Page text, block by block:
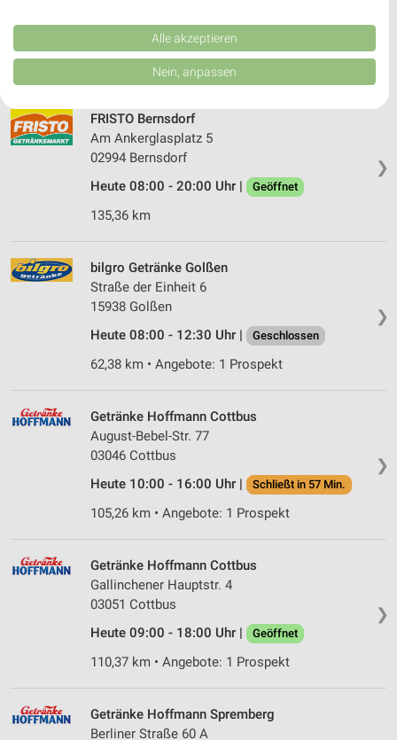
Heute 09:00 - 18:00 Uhr |
91,26 km • Angebote: 1 Prospekt
❯
FRISTO Bernsdorf
Am Ankerglasplatz 5
02994 Bernsdorf
Heute 08:00 - 20:00 Uhr |
Geöffnet
135,36 km
❯
bilgro Getränke Golßen
Straße der Einheit 6
15938 Golßen
Heute 08:00 - 12:30 Uhr |
Geschlossen
62,38 km • Angebote: 1 Prospekt
❯
Getränke Hoffmann Cottbus
August-Bebel-Str. 77
03046 Cottbus
Heute 10:00 - 16:00 Uhr |
Schließt in 57 Min.
105,26 km • Angebote: 1 Prospekt
❯
Getränke Hoffmann Cottbus
Gallinchener Hauptstr. 4
03051 Cottbus
Heute 09:00 - 18:00 Uhr |
Geöffnet
110,37 km • Angebote: 1 Prospekt
Getränke Hoffmann Spremberg
Berliner Straße 60 A
Kombinationen von Daten aus verschiedenen Quellen. Entwicklung und
Verbesserung der Angebote. Verwendung reduzierter Daten zur Auswahl
von Inhalten.
Daten können außerhalb der Europäischen Union weitergegeben und in die
Website/App.
Partnerliste anzeigen (1 IAB-Anbieter)
Wir nutzen Ihre Daten für folgende Zwecke:
IAB-Verarbeitungszwecke:
Speichern von oder Zugriff auf Informationen
auf einem Endgerät
Verwendung reduzierter Daten zur Auswahl von
Werbeanzeigen
Erstellung von Profilen für personalisierte
Verwendung von Profilen zur Auswahl
Erstellung von Profilen zur Personalisierung
von Inhalten
Verwendung von Profilen zur Auswahl
personalisierter Inhalte
Messung der Werbeleistung
Analyse von Zielgruppen durch Statistiken oder
Kombinationen von Daten aus verschiedenen
Entwicklung und Verbesserung der Angebote
Inhalten
IAB-Besonderheiten:
Alle akzeptieren
Nein, anpassen